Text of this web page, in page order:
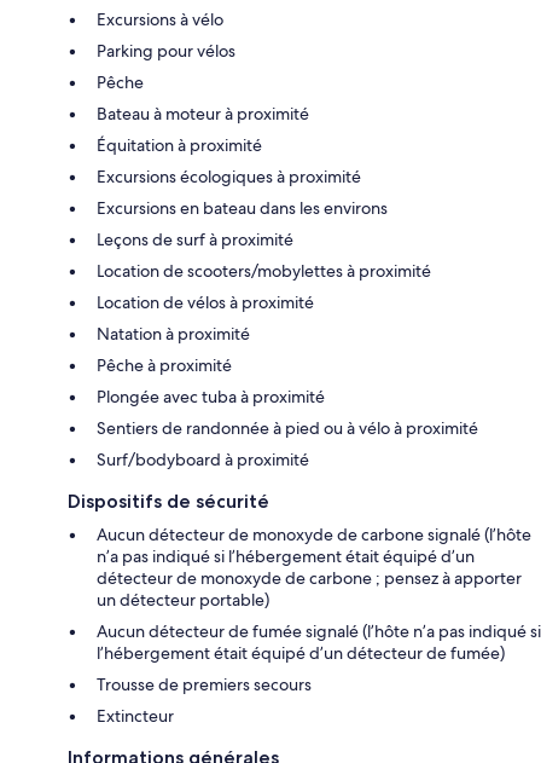
Excursions à vélo
Parking pour vélos
Pêche
Bateau à moteur à proximité
Équitation à proximité
Excursions écologiques à proximité
Excursions en bateau dans les environs
Leçons de surf à proximité
Location de scooters/mobylettes à proximité
Location de vélos à proximité
Natation à proximité
Pêche à proximité
Plongée avec tuba à proximité
Sentiers de randonnée à pied ou à vélo à proximité
Surf/bodyboard à proximité
Dispositifs de sécurité
Aucun détecteur de monoxyde de carbone signalé (l’hôte
n’a pas indiqué si l’hébergement était équipé d’un
détecteur de monoxyde de carbone ; pensez à apporter
un détecteur portable)
Aucun détecteur de fumée signalé (l’hôte n’a pas indiqué si
l’hébergement était équipé d’un détecteur de fumée)
Trousse de premiers secours
Extincteur
Informations générales